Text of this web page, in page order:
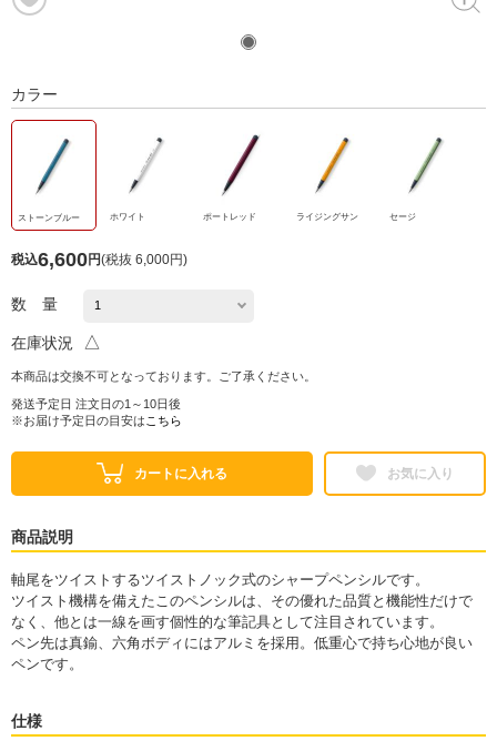
カラー
ストーンブルー ホワイト ポートレッド ライジングサン セージ
税込6,600円(税抜 6,000円)
数 量
在庫状況 △
本商品は交換不可となっております。ご了承ください。
発送予定日 注文日の1～10日後
※お届け予定日の目安は こちら
カートに入れる お気に入り
商品説明
軸尾をツイストするツイストノック式のシャープペンシルです。
ツイスト機構を備えたこのペンシルは、その優れた品質と機能性だけで
なく、他とは一線を画す個性的な筆記具として注目されています。
ペン先は真鍮、六角ボディにはアルミを採用。低重心で持ち心地が良い
ペンです。
仕様